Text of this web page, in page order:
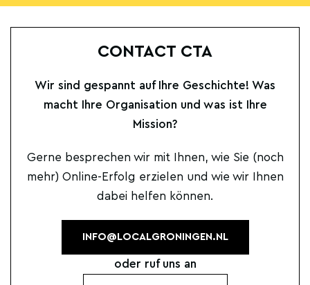
CONTACT CTA
Wir sind gespannt auf Ihre Geschichte! Was
macht Ihre Organisation und was ist Ihre
Mission?
Gerne besprechen wir mit Ihnen, wie Sie (noch
mehr) Online-Erfolg erzielen und wie wir Ihnen
dabei helfen können.
INFO@LOCALGRONINGEN.NL
oder ruf uns an